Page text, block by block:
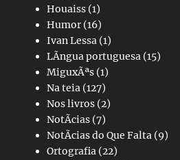
Houaiss (1)
Humor(16)
Ivan Lessa (1)
LÃ­ngua portuguesa (15)
MiguxÃªs (1)
Na teia (127)
Nos livros (2)
NotÃ­cias (7)
NotÃ­cias do Que Falta (9)
Ortografia (22)